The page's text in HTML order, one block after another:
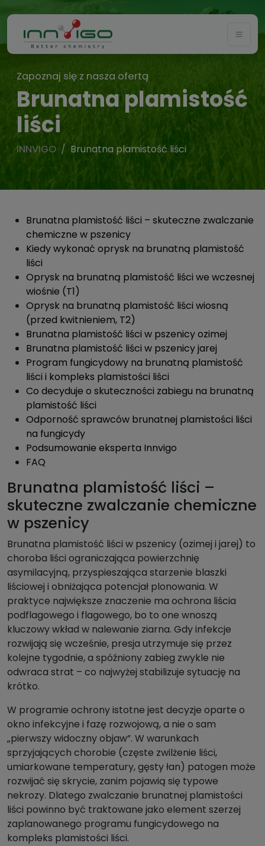
Zapoznaj się z nasza ofertą
Brunatna plamistość
liści
INNVIGO Brunatna plamistość liści
Brunatna plamistość liści – skuteczne zwalczanie
chemiczne w pszenicy
Kiedy wykonać oprysk na brunatną plamistość
liści
Oprysk na brunatną plamistość liści we wczesnej
wiośnie (T1)
Oprysk na brunatną plamistość liści wiosną
(przed kwitnieniem, T2)
Brunatna plamistość liści w pszenicy ozimej
Brunatna plamistość liści w pszenicy jarej
Program fungicydowy na brunatną plamistość
liści i kompleks plamistości liści
Co decyduje o skuteczności zabiegu na brunatną
plamistość liści
Odporność sprawców brunatnej plamistości liści
na fungicydy
Podsumowanie eksperta Innvigo
FAQ
Brunatna plamistość liści –
skuteczne zwalczanie chemiczne
w pszenicy
Brunatna plamistość liści w pszenicy (ozimej i jarej) to
choroba liści ograniczająca powierzchnię
asymilacyjną, przyspieszająca starzenie blaszki
liściowej i obniżająca potencjał plonowania. W
praktyce największe znaczenie ma ochrona liścia
podflagowego i flagowego, bo to one wnoszą
kluczowy wkład w nalewanie ziarna. Gdy infekcje
rozwijają się wcześnie, presja utrzymuje się przez
kolejne tygodnie, a spóźniony zabieg zwykle nie
odwraca strat – co najwyżej stabilizuje sytuację na
krótko.
W programie ochrony istotne jest decyzje oparte o
okno infekcyjne i fazę rozwojową, a nie o sam
„pierwszy widoczny objaw”. W warunkach
sprzyjających chorobie (częste zwilżenie liści,
umiarkowane temperatury, gęsty łan) patogen może
rozwijać się skrycie, zanim pojawią się typowe
nekrozy. Dlatego zwalczanie brunatnej plamistości
liści powinno być traktowane jako element szerzej
zaplanowanego programu fungicydowego na
kompleks plamistości liści.